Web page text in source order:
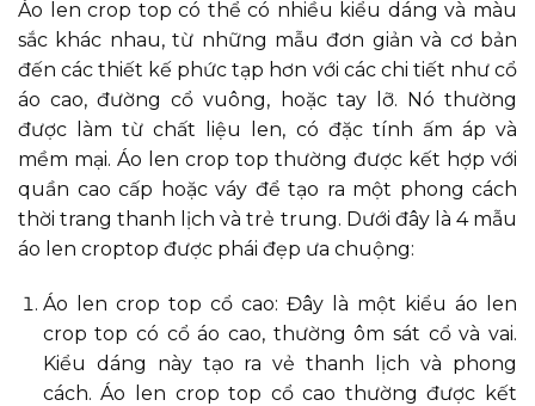
Áo len crop top có thể có nhiều kiểu dáng và màu
sắc khác nhau, từ những mẫu đơn giản và cơ bản
đến các thiết kế phức tạp hơn với các chi tiết như cổ
áo cao, đường cổ vuông, hoặc tay lỡ. Nó thường
được làm từ chất liệu len, có đặc tính ấm áp và
mềm mại. Áo len crop top thường được kết hợp với
quần cao cấp hoặc váy để tạo ra một phong cách
thời trang thanh lịch và trẻ trung. Dưới đây là 4 mẫu
áo len croptop được phái đẹp ưa chuộng:
Áo len crop top cổ cao: Đây là một kiểu áo len
crop top có cổ áo cao, thường ôm sát cổ và vai.
Kiểu dáng này tạo ra vẻ thanh lịch và phong
cách. Áo len crop top cổ cao thường được kết